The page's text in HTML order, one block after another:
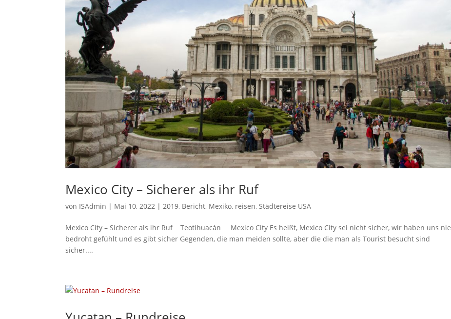
Mexico City – Sicherer als ihr Ruf
von ISAdmin | Mai 10, 2022 |2019, Bericht, Mexiko, reisen,Städtereise USA
Mexico City – Sicherer als ihr Ruf Teotihuacán Mexico City Es heißt, Mexico City sei nicht sicher, wir haben uns nie
bedroht gefühlt und es gibt sicher Gegenden, die man meiden sollte, aber die die man als Tourist besucht sind
sicher....